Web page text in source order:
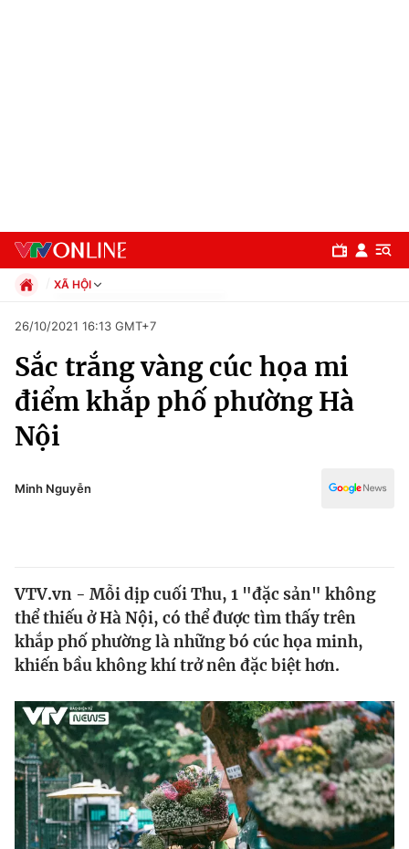
Chuyên mục
Chính trị
Thế giới
Tin tức
Thế giới đó đây
Câu chuyện quốc tế
Tài chính
Thị trường
Góc doanh nghiệp
Dữ liệu và đời sống
Truyền hình
Phim VTV
Giải trí
XÃ HỘI
Xã hội
Pháp luật
Thể thao
Đời sống
26/10/2021 16:13 GMT+7
Sắc trắng vàng cúc họa mi
điểm khắp phố phường Hà
Nội
Minh Nguyễn
VTV.vn - Mỗi dịp cuối Thu, 1 "đặc sản" không
thể thiếu ở Hà Nội, có thể được tìm thấy trên
khắp phố phường là những bó cúc họa minh,
khiến bầu không khí trở nên đặc biệt hơn.